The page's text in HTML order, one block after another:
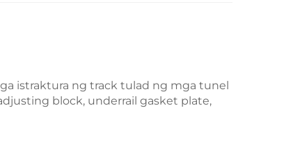
istraktura ng track tulad ng mga tunel
block, underrail gasket plate,